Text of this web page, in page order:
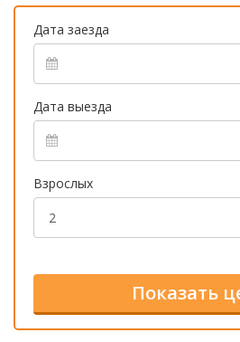
Дата заезда
Дата выезда
Взрослых